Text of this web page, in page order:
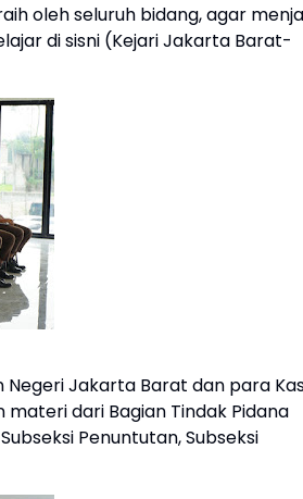
oleh seluruh bidang, agar
di sisni (Kejari Jakarta Barat-
Jakarta Barat dan para
dari Bagian Tindak Pidana
Penuntutan, Subseksi